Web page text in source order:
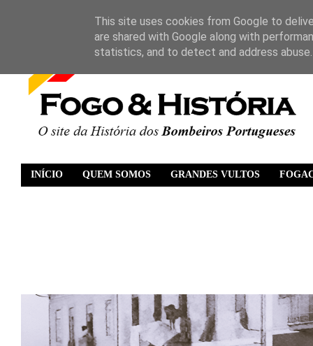
INÍCIO QUEM SOMOS GRANDES VULTOS
This site uses cookies from Google to
are shared with Google along with
statistics, and to detect and address abuse.